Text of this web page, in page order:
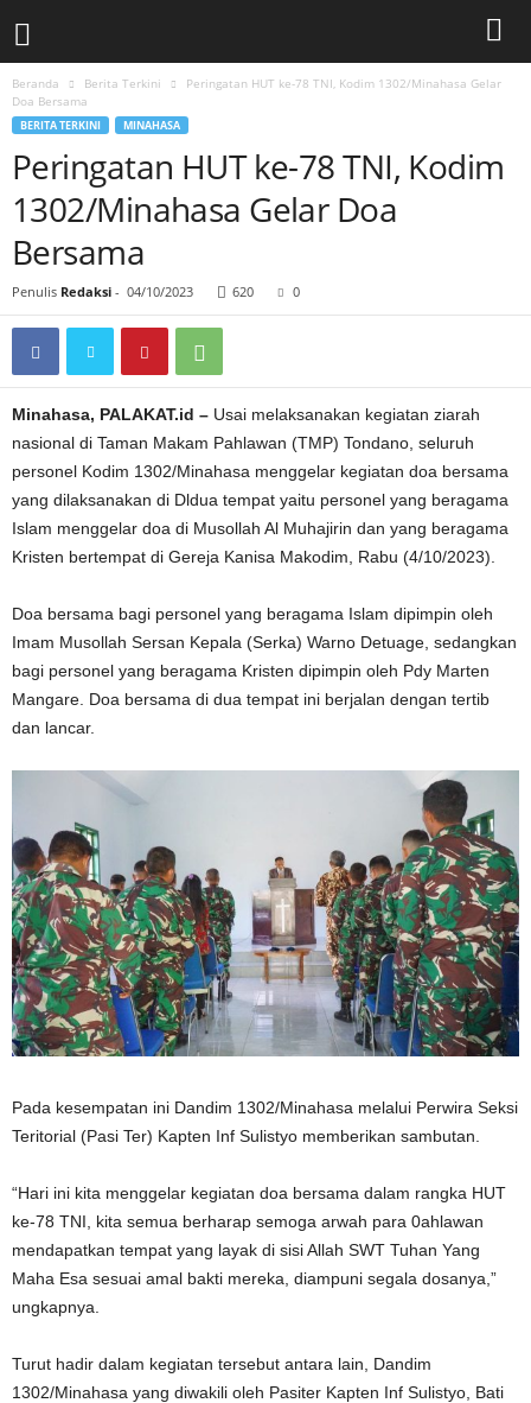
Beranda Berita Terkini
Peringatan HUT ke-78 TNI, Kodim 1302/Minahasa Gelar
Doa Bersama
BERITA TERKINI MINAHASA
Peringatan HUT ke-78 TNI, Kodim
1302/Minahasa Gelar Doa
Bersama
Penulis Redaksi - 04/10/2023 620 0
Minahasa, PALAKAT.id – Usai melaksanakan kegiatan ziarah
nasional di Taman Makam Pahlawan (TMP) Tondano, seluruh
personel Kodim 1302/Minahasa menggelar kegiatan doa bersama
yang dilaksanakan di Dldua tempat yaitu personel yang beragama
Islam menggelar doa di Musollah Al Muhajirin dan yang beragama
Kristen bertempat di Gereja Kanisa Makodim, Rabu (4/10/2023).
Doa bersama bagi personel yang beragama Islam dipimpin oleh
Imam Musollah Sersan Kepala (Serka) Warno Detuage, sedangkan
bagi personel yang beragama Kristen dipimpin oleh Pdy Marten
Mangare. Doa bersama di dua tempat ini berjalan dengan tertib
dan lancar.
Pada kesempatan ini Dandim 1302/Minahasa melalui Perwira Seksi
Teritorial (Pasi Ter) Kapten Inf Sulistyo memberikan sambutan.
“Hari ini kita menggelar kegiatan doa bersama dalam rangka HUT
ke-78 TNI, kita semua berharap semoga arwah para 0ahlawan
mendapatkan tempat yang layak di sisi Allah SWT Tuhan Yang
Maha Esa sesuai amal bakti mereka, diampuni segala dosanya,”
ungkapnya.
Turut hadir dalam kegiatan tersebut antara lain, Dandim
1302/Minahasa yang diwakili oleh Pasiter Kapten Inf Sulistyo, Bati